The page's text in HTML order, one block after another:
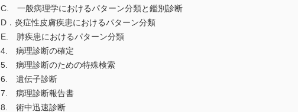
C. 一般病理学におけるパターン分類と鑑別診断
D．炎症性皮膚疾患におけるパターン分類
E. 肺疾患におけるパターン分類
4. 病理診断の確定
5. 病理診断のための特殊検索
6. 遺伝子診断
7. 病理診断報告書
8. 術中迅速診断